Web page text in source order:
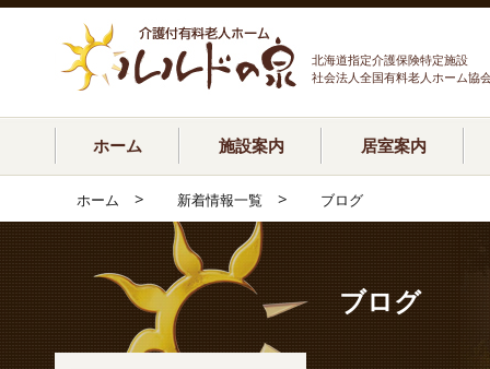
北海道指定介護保険特定施設
社会法人全国有料老人ホーム協
ホーム 施設案内 居室案内
ホーム > 新着情報一覧 > ブログ
ブログ